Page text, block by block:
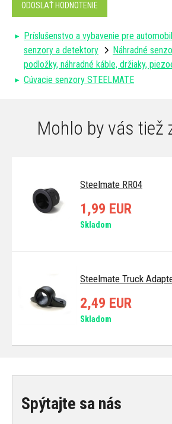
ODOSLAŤ HODNOTENIE
Príslušenstvo a vybavenie pre
senzory a detektory
Náhradné
podložky, náhradné káble, držiaky,
Cúvacie senzory STEELMATE
Mohlo by vás tiež
Steelmate RR04
1,99 EUR
Skladom
Steelmate Truck
2,49 EUR
Skladom
Spýtajte sa nás